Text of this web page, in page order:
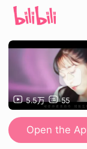
5.5万 55
Open the